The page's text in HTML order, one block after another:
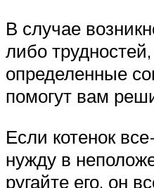
В случае
либо
определенные
помогут вам
Если котенок
нужду в
ругайте его, он